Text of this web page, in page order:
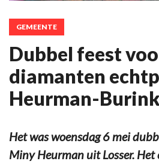
GEMEENTE
Dubbel feest
diamanten
Heurman-Burink
Het was woensdag 6 mei
Miny Heurman uit Losser. Het